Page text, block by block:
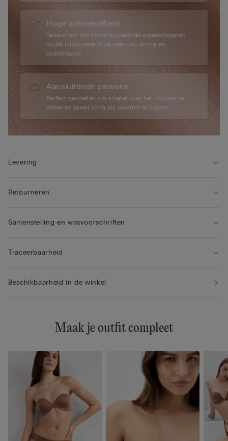
Hoge ademendheid
Bekend om zijn vochtregulerende eigenschappen
houdt microvezel je de hele dag droog en
comfortabel.
Aansluitende pasvorm
Perfect gesneden om soepel over het lichaam te
vallen en zowel vorm als comfort te bieden.
Levering
Retourneren
Samenstelling en wasvoorschriften
Traceerbaarheid
Beschikbaarheid in de winkel
Maak je outfit compleet